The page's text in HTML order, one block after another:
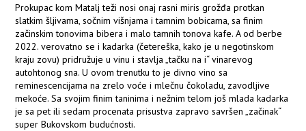
Prokupac kom Matalj teži nosi onaj rasni miris grožđa protkan
slatkim šljivama, sočnim višnjama i tamnim bobicama, sa finim
začinskim tonovima bibera i malo tamnih tonova kafe. A od berbe
2022. verovatno se i kadarka (četereška, kako je u negotinskom
kraju zovu) pridružuje u vinu i stavlja „tačku na i“ vinarevog
autohtonog sna. U ovom trenutku to je divno vino sa
reminescencijama na zrelo voće i mlečnu čokoladu, zavodljive
mekoće. Sa svojim finim taninima i nežnim telom još mlada kadarka
je sa pet ili sedam procenata prisustva zapravo savršen „začinak“
super Bukovskom budućnosti.